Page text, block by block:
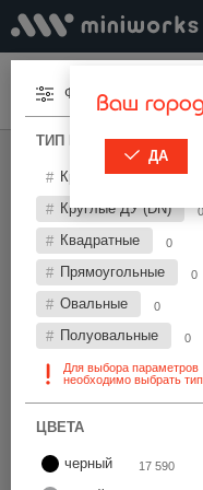
Меню Ваш
ДА
МИНИВОРКС
Фильтры
ТИП И ПАРАМЕТРЫ
Круглые
Круглые ДУ (DN) 0
Квадратные 0
Прямоугольные 0
Овальные 0
Полуовальные 0
Для выбора параметров
необходимо выбрать
ЦВЕТА
черный 17 590